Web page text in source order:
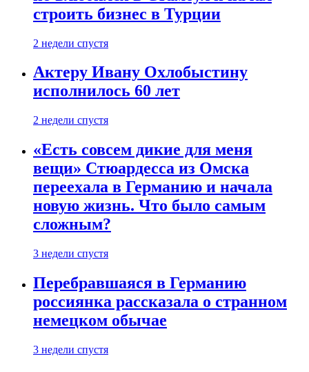
строить бизнес в Турции
2 недели спустя
Актеру Ивану Охлобыстину
исполнилось 60 лет
2 недели спустя
«Есть совсем дикие для меня
вещи» Стюардесса из Омска
переехала в Германию и начала
новую жизнь. Что было самым
сложным?
3 недели спустя
Перебравшаяся в Германию
россиянка рассказала о странном
немецком обычае
3 недели спустя